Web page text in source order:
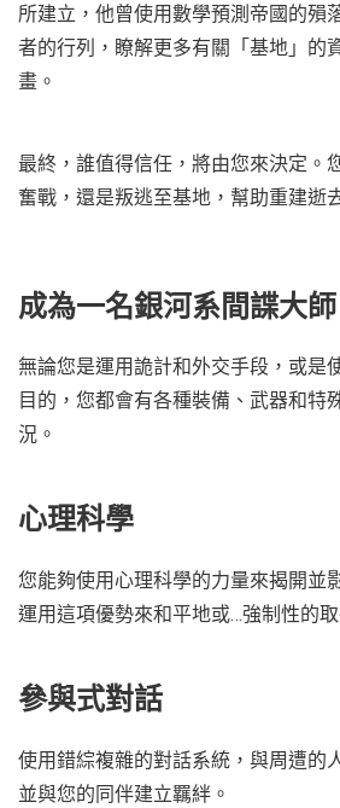
所建立，他曾使用數學預測帝國的殞
者的行列，瞭解更多有關「基地」的
畫。
最終，誰值得信任，將由您來決定。
奮戰，還是叛逃至基地，幫助重建逝
成為一名銀河系間諜大師
無論您是運用詭計和外交手段，或是
目的，您都會有各種裝備、武器和特
況。
心理科學
您能夠使用心理科學的力量來揭開並
運用這項優勢來和平地或…強制性的取
參與式對話
使用錯綜複雜的對話系統，與周遭的
並與您的同伴建立羈絆。